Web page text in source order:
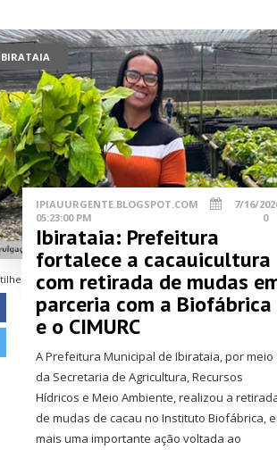
IPIAUURGENTE.BLOGSPOT.COM
7/16/
05:23:00 PM
0
Ibirataia: Prefeitura
fortalece a cacauicultura
com retirada de mudas
parceria com a Biofábrica
e o CIMURC
A Prefeitura Municipal de Ibirataia, por meio
da Secretaria de Agricultura, Recursos
Hídricos e Meio Ambiente, realizou a
de mudas de cacau no Instituto Biofábrica,
mais uma importante ação voltada ao